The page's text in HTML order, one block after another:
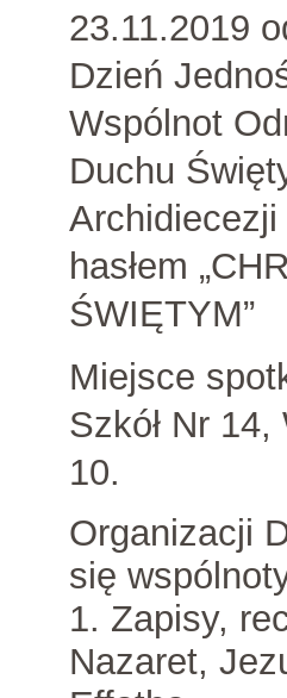
23.11.2019
Dzień
Wspólnot
Duchu
Archidiecezji
hasłem
ŚWIĘTYM”
Miejsce
Szkół Nr 14,
10.
Organizacji
się
1. Zapisy,
Nazaret,